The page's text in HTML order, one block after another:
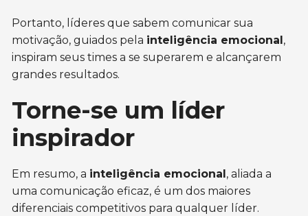
Portanto, líderes que sabem comunicar sua
motivação, guiados pela inteligência emocional ,
inspiram seus times a se superarem e alcançarem
grandes resultados.
Torne-se um líder
inspirador
Em resumo, a inteligência emocional , aliada a
uma comunicação eficaz, é um dos maiores
diferenciais competitivos para qualquer líder.